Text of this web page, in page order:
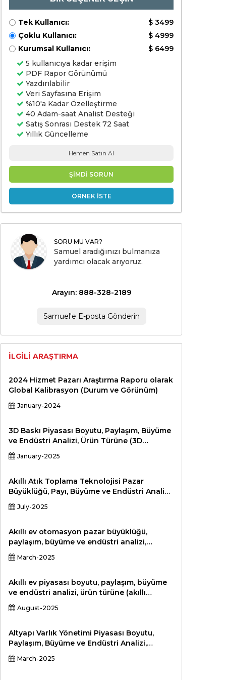
zigbee, zg-
diğerleri), son
kullanıcı,
sağlık, ticari
mutfak,
diğerleri)
Tek Kullanıcı:
$ 3499
Çoklu Kullanıcı:
$ 4999
Kurumsal Kullanıcı:
$ 6499
5 kullanıcıya kadar erişim
PDF Rapor Görünümü
Yazdırılabilir
Veri Sayfasına Erişim
%10'a Kadar Özelleştirme
40 Adam-saat Analist Desteği
Satış Sonrası Destek 72 Saat
Yıllık Güncelleme
Hemen Satın Al
ŞİMDİ SORUN
ÖRNEK İSTE
SORU MU VAR?
Samuel aradığınızı bulmanıza
yardımcı olacak arıyoruz.
Arayın: 888-328-2189
Samuel'e E-posta Gönderin
İLGILI ARAŞTIRMA
2024 Hizmet Pazarı Araştırma Raporu olarak
Global Kalibrasyon (Durum ve Görünüm)
January-2024
3D Baskı Piyasası Boyutu, Paylaşım, Büyüme
ve Endüstri Analizi, Ürün Türüne (3D
Yazıcılar, Baskı Malzemeleri, Yazılım),
Uygulamaya (Prototipleme, Üretim, Sağlık
Kullanıcı (Endüstriyel, Sağlık, Otomotiv,
Tüketici Malları, Eğitim) ve Bölgesel Analiz,
2024-2031
January-2025
Akıllı Atık Toplama Teknolojisi Pazar
Büyüklüğü, Payı, Büyüme ve Endüstri Analizi,
Bileşenlere Göre (Akıllı Çöp Kutuları, Sensör
Sistemleri, Rota Optimizasyon Yazılımı, Filo
Bulut Tabanlı), Uygulamaya Göre (Konut,
Ticari, Endüstriyel, Belediye) ve Bölgesel
Analiz, 2026-2033
July-2025
Akıllı ev otomasyon pazar büyüklüğü,
paylaşım, büyüme ve endüstri analizi,
bileşen (akıllı aydınlatma, akıllı güvenlik,
akıllı termostatlar, akıllı cihazlar, akıllı
makine öğrenimi, bulut bilişim), 2024-2031,
2024-2031,
March-2025
Akıllı ev piyasası boyutu, paylaşım, büyüme
ve endüstri analizi, ürün türüne (akıllı
aydınlatma, akıllı termostatlar, güvenlik ve
erişim kontrolü, eğlence sistemleri, akıllı
yönetimi, zigbee, zg-wave, diğerleri), son
kullanıcı, sağlık, ticari mutfak, diğerleri)
August-2025
Altyapı Varlık Yönetimi Piyasası Boyutu,
Paylaşım, Büyüme ve Endüstri Analizi,
Çözüm (Yazılım, Hizmetler), Son Kullanıcıya
(Hükümet, Kamu Hizmetleri, Ulaşım, Enerji,
March-2025